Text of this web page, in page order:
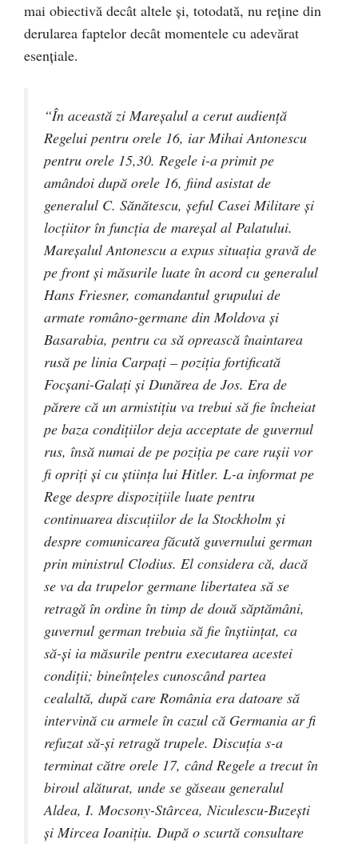
mai obiectivă decât altele şi, totodată, nu reţine din
derularea faptelor decât momentele cu adevărat
esenţiale.
“În această zi Mareşalul a cerut audienţă
Regelui pentru orele 16, iar Mihai Antonescu
pentru orele 15,30. Regele i-a primit pe
amândoi după orele 16, fiind asistat de
generalul C. Sănătescu, şeful Casei Militare şi
locţiitor în funcţia de mareşal al Palatului.
Mareşalul Antonescu a expus situaţia gravă de
pe front şi măsurile luate în acord cu generalul
Hans Friesner, comandantul grupului de
armate româno-germane din Moldova şi
Basarabia, pentru ca să oprească înaintarea
rusă pe linia Carpaţi – poziţia fortificată
Focşani-Galaţi şi Dunărea de Jos. Era de
părere că un armistiţiu va trebui să fie încheiat
pe baza condiţiilor deja acceptate de guvernul
rus, însă numai de pe poziţia pe care ruşii vor
fi opriţi şi cu ştiinţa lui Hitler. L-a informat pe
Rege despre dispoziţiile luate pentru
continuarea discuţiilor de la Stockholm şi
despre comunicarea făcută guvernului german
prin ministrul Clodius. El considera că, dacă
se va da trupelor germane libertatea să se
retragă în ordine în timp de două săptămâni,
guvernul german trebuia să fie înştiinţat, ca
să-şi ia măsurile pentru executarea acestei
condiţii; bineînţeles cunoscând partea
cealaltă, după care România era datoare să
intervină cu armele în cazul că Germania ar fi
refuzat să-şi retragă trupele. Discuţia s-a
terminat către orele 17, când Regele a trecut în
biroul alăturat, unde se găseau generalul
Aldea, I. Mocsony-Stârcea, Niculescu-Buzeşti
şi Mircea Ioaniţiu. După o scurtă consultare